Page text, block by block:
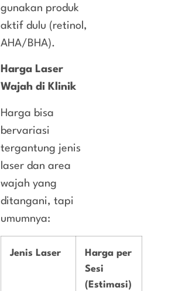
gunakan produk
aktif dulu (retinol,
AHA/BHA).
Harga Laser
Wajah di Klinik
Harga bisa
bervariasi
tergantung jenis
laser dan area
wajah yang
ditangani, tapi
umumnya:
Jenis Laser
Harga per
Sesi
(Estimasi)